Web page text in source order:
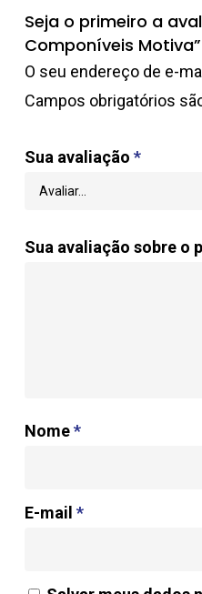
Seja o primeiro a
Componíveis Motiva”
O seu endereço de e-
Campos obrigatórios
Sua avaliação *
Sua avaliação sobre o
Nome*
E-mail *